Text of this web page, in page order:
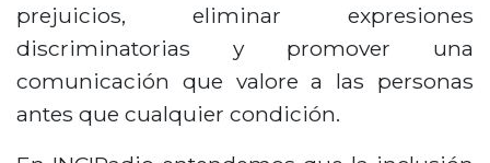
prejuicios, eliminar expresiones
discriminatorias y promover una
comunicación que valore a las personas
antes que cualquier condición.